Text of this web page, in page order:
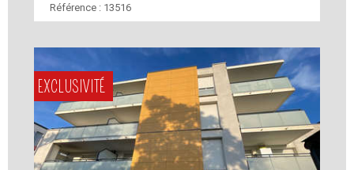
Référence : 13516
EXCLUSIVITÉ